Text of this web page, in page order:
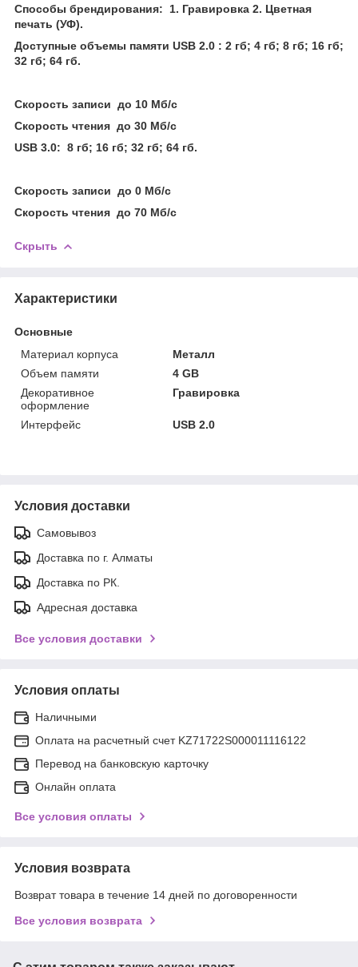
Способы брендирования: 1. Гравировка 2. Цветная
печать (УФ).
Доступные объемы памяти USB 2.0 : 2 гб; 4 гб; 8 гб; 16 гб;
32 гб; 64 гб.
Скорость записи до 10 Мб/с
Скорость чтения до 30 Мб/с
USB 3.0: 8 гб; 16 гб; 32 гб; 64 гб.
Скорость записи до 0 Мб/с
Скорость чтения до 70 Мб/с
Скрыть
Характеристики
Основные
Материал корпуса
Металл
Объем памяти
4 GB
Декоративное
оформление
Гравировка
Интерфейс USB 2.0
Условия доставки
Самовывоз
Доставка по г. Алматы
Доставка по РК.
Адресная доставка
Все условия доставки
Условия оплаты
Наличными
Оплата на расчетный счет KZ71722S000011116122
Перевод на банковскую карточку
Онлайн оплата
Все условия оплаты
Условия возврата
Возврат товара в течение 14 дней по договоренности
Все условия возврата